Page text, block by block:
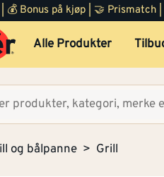
Bonus på kjøp | 🤝 Prismatch
Alle Produkter
og bålpanne Grill